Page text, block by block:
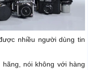
nhiều người dùng tin
hãng, nói không với hàng